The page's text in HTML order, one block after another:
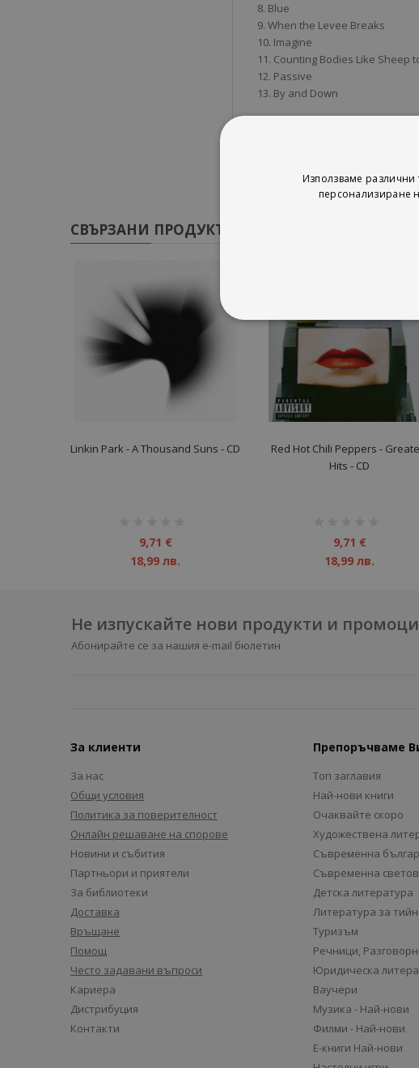
8. Blue
9. When the Levee Breaks
10. Imagine
11. Counting Bodies Like Sheep
12. Passive
13. By and Down
СВЪРЗАНИ ПРОДУКТИ
Linkin Park - A Thousand Suns - CD
9,71 €
18,99 лв.
Red Hot Chili Peppers ‎-
Hits - CD
9,71 €
18,99 лв.
Не изпускайте нови продукти и
Абонирайте се за нашия e-mail бюлетин
За клиенти
За нас
Общи условия
Политика за поверителност
Онлайн решаване на спорове
Новини и събития
Партньори и приятели
За библиотеки
Доставка
Връщане
Помощ
Често задавани въпроси
Кариера
Дистрибуция
Контакти
Препоръчваме
Топ заглавия
Най-нови книги
Очаквайте скоро
Художествена
Съвременна
Съвременна
Детска литература
Литература за
Туризъм
Речници,
Юридическа
Ваучери
Музика - Най-нови
Филми - Най-нови
Е-книги Най-нови
Използваме различни
персонализиране